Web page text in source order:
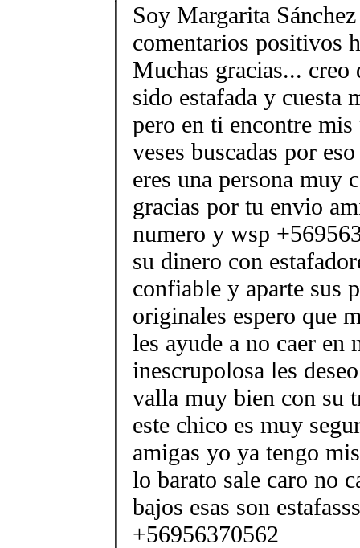
Soy Margarita
comentarios positivos
Muchas gracias... creo
sido estafada y cuesta
pero en ti encontre mis
veses buscadas por
eres una persona muy
gracias por tu envio
numero y wsp
su dinero con
confiable y aparte sus
originales espero que
les ayude a no caer en
inescrupolosa les
valla muy bien con su
este chico es muy
amigas yo ya tengo
lo barato sale caro no
bajos esas son
+56956370562